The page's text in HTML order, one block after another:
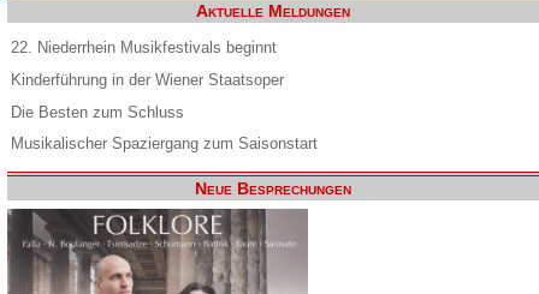
Aktuelle Meldungen
22. Niederrhein Musikfestivals beginnt
Kinderführung in der Wiener Staatsoper
Die Besten zum Schluss
Musikalischer Spaziergang zum Saisonstart
Neue Besprechungen